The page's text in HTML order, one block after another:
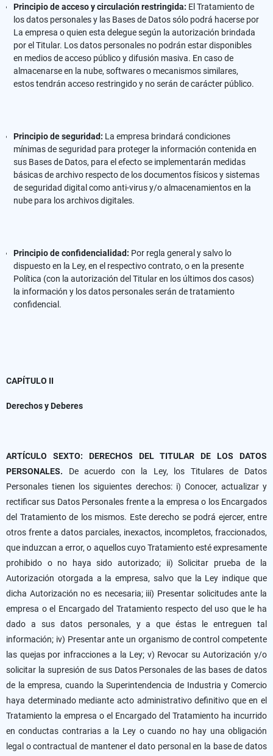
Principio de acceso y circulación restringida: El Tratamiento de
los datos personales y las Bases de Datos sólo podrá hacerse por
La empresa o quien esta delegue según la autorización brindada
por el Titular. Los datos personales no podrán estar disponibles
en medios de acceso público y difusión masiva. En caso de
almacenarse en la nube, softwares o mecanismos similares,
estos tendrán acceso restringido y no serán de carácter público.
Principio de seguridad: La empresa brindará condiciones
mínimas de seguridad para proteger la información contenida en
sus Bases de Datos, para el efecto se implementarán medidas
básicas de archivo respecto de los documentos físicos y sistemas
de seguridad digital como anti-virus y/o almacenamientos en la
nube para los archivos digitales.
Principio de confidencialidad: Por regla general y salvo lo
dispuesto en la Ley, en el respectivo contrato, o en la presente
Política (con la autorización del Titular en los últimos dos casos)
la información y los datos personales serán de tratamiento
confidencial.
CAPÍTULO II
Derechos y Deberes
ARTÍCULO SEXTO: DERECHOS DEL TITULAR DE LOS DATOS
PERSONALES. De acuerdo con la Ley, los Titulares de Datos
Personales tienen los siguientes derechos: i) Conocer, actualizar y
rectificar sus Datos Personales frente a la empresa o los Encargados
del Tratamiento de los mismos. Este derecho se podrá ejercer, entre
otros frente a datos parciales, inexactos, incompletos, fraccionados,
que induzcan a error, o aquellos cuyo Tratamiento esté expresamente
prohibido o no haya sido autorizado; ii) Solicitar prueba de la
Autorización otorgada a la empresa, salvo que la Ley indique que
dicha Autorización no es necesaria; iii) Presentar solicitudes ante la
empresa o el Encargado del Tratamiento respecto del uso que le ha
dado a sus datos personales, y a que éstas le entreguen tal
información; iv) Presentar ante un organismo de control competente
las quejas por infracciones a la Ley; v) Revocar su Autorización y/o
solicitar la supresión de sus Datos Personales de las bases de datos
de la empresa, cuando la Superintendencia de Industria y Comercio
haya determinado mediante acto administrativo definitivo que en el
Tratamiento la empresa o el Encargado del Tratamiento ha incurrido
en conductas contrarias a la Ley o cuando no hay una obligación
legal o contractual de mantener el dato personal en la base de datos